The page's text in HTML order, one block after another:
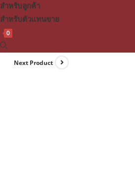
สำหรับลูกค้า
สำหรับตัวแทนขาย
0
Toggle
websiteNext Product